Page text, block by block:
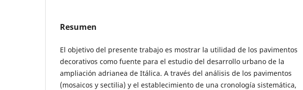
Resumen
El objetivo del presente trabajo es mostrar la utilidad de los pavimentos
decorativos como fuente para el estudio del desarrollo urbano de la
ampliación adrianea de Itálica. A través del análisis de los pavimentos
(mosaicos y sectilia) y el establecimiento de una cronología sistemática,